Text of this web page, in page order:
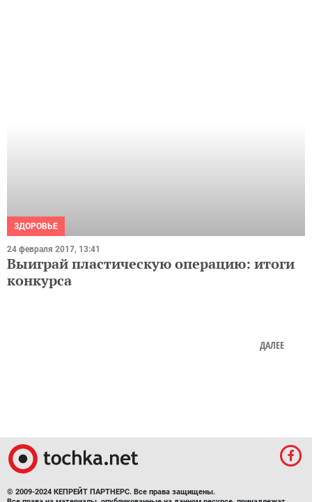
ЗДОРОВЬЕ
Выиграй пластическую операцию: итоги
конкурса
© 2009-2024 КЕПРЕЙТ ПАРТНЕРС. Все права защищены.
Все права на материалы, опубликованные на данном ресурсе, принадлежат